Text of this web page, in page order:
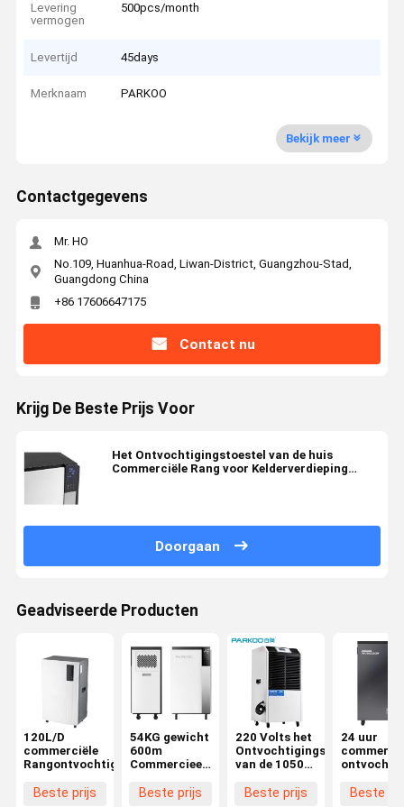
Levering
vermogen
500pcs/month
Levertijd 45days
Merknaam PARKOO
Bekijk meer
Contactgegevens
Mr. HO
No.109, Huanhua-Road, Liwan-District, Guangzhou-Stad,
Guangdong China
+86 17606647175
Contact nu
Krijg De Beste Prijs Voor
Het Ontvochtigingstoestel van de huis
Commerciële Rang voor Kelderverdieping
Doorgaan
Geadviseerde Producten
120L/D
commerciële
Rangontvochtigingstoestel
Beste prijs
54KG gewicht
600m
Commercieel
Ontvochtigingstoestel
Beste prijs
220 Volts het
Ontvochtigingstoestel
van de 1050
Commerciële
Beste prijs
24 uur
dekking
Beste